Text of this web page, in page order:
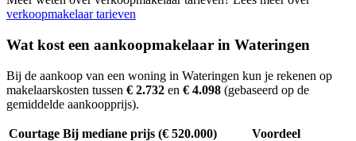
verkoopmakelaar tarieven
Wat kost een aankoopmakelaar in Wateringen
Bij de aankoop van een woning in Wateringen kun je rekenen op
makelaarskosten tussen € 2.732 en € 4.098 (gebaseerd op de
gemiddelde aankoopprijs).
Courtage Bij mediane prijs (€ 520.000)
Voordeel